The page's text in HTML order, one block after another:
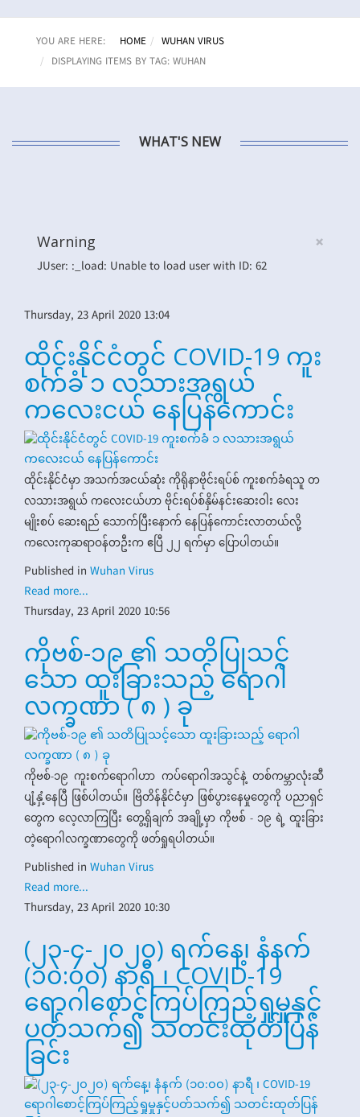
YOU ARE HERE: HOME
WUHAN VIRUS
DISPLAYING ITEMS BY TAG: WUHAN
WHAT'S NEW
×
Warning
JUser: :_load: Unable to load user with ID: 62
Thursday, 23 April 2020 13:04
ထိုင်းနိုင်ငံတွင် COVID-19 ကူး
စက်ခံ ၁ လသားအရွယ်
ကလေးငယ် နေပြန်ကောင်း
ထိုင်းနိုင်ငံမှာ အသက်အငယ်ဆုံး ကိုရိုနာဗိုင်းရပ်စ် ကူးစက်ခံရသူ တ
လသားအရွယ် ကလေးငယ်ဟာ ဗိုင်းရပ်စ်နှိမ်နင်းဆေးဝါး လေး
မျိုးစပ် ဆေးရည် သောက်ပြီးနောက် နေပြန်ကောင်းလာတယ်လို့
ကလေးကုဆရာဝန်တဦးက ဧပြီ ၂၂ ရက်မှာ ပြောပါတယ်။
Published inWuhan Virus
Read more...
Thursday, 23 April 2020 10:56
ကိုဗစ်-၁၉ ၏ သတိပြုသင့်
သော ထူးခြားသည့် ရောဂါ
လက္ခဏာ ( ၈ ) ခု
ကိုဗစ်-၁၉ ကူးစက်ရောဂါဟာ ကပ်ရောဂါအသွင်နဲ့ တစ်ကမ္ဘာလုံးဆီ
ပျံ့နှံ့နေပြီ ဖြစ်ပါတယ်။ ဗြိတိန်နိုင်ငံမှာ ဖြစ်ပွားနေမှုတွေကို ပညာရှင်
တွေက လေ့လာကြပြီး တွေ့ရှိချက် အချို့မှာ ကိုဗစ် - ၁၉ ရဲ့ ထူးခြား
တဲ့ရောဂါလက္ခဏာတွေကို ဖတ်ရှုရပါတယ်။
Published inWuhan Virus
Read more...
Thursday, 23 April 2020 10:30
(၂၃-၄-၂၀၂၀) ရက်နေ့၊ နံနက်
(၁၀:၀၀) နာရီ ၊ COVID-19
ရောဂါစောင့်ကြပ်ကြည့်ရှုမှုနှင့်
ပတ်သက်၍ သတင်းထုတ်ပြန်
ခြင်း